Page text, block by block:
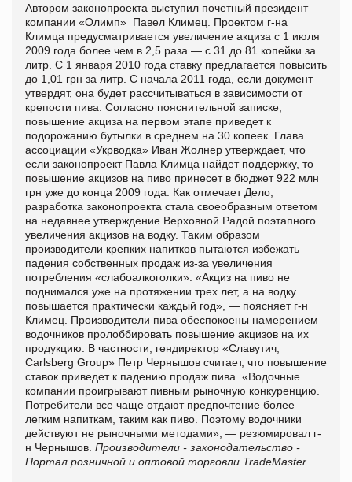
Автором законопроекта выступил почетный президент
компании «Олимп» Павел Климец. Проектом г-на
Климца предусматривается увеличение акциза с 1 июля
2009 года более чем в 2,5 раза — с 31 до 81 копейки за
литр. С 1 января 2010 года ставку предлагается повысить
до 1,01 грн за литр. С начала 2011 года, если документ
утвердят, она будет рассчитываться в зависимости от
крепости пива. Согласно пояснительной записке,
повышение акциза на первом этапе приведет к
подорожанию бутылки в среднем на 30 копеек. Глава
ассоциации «Укрводка» Иван Жолнер утверждает, что
если законопроект Павла Климца найдет поддержку, то
повышение акцизов на пиво принесет в бюджет 922 млн
грн уже до конца 2009 года. Как отмечает Дело,
разработка законопроекта стала своеобразным ответом
на недавнее утверждение Верховной Радой поэтапного
увеличения акцизов на водку. Таким образом
производители крепких напитков пытаются избежать
падения собственных продаж из-за увеличения
потребления «слабоалкоголки». «Акциз на пиво не
поднимался уже на протяжении трех лет, а на водку
повышается практически каждый год», — поясняет г-н
Климец. Производители пива обеспокоены намерением
водочников пролоббировать повышение акцизов на их
продукцию. В частности, гендиректор «Славутич,
Carlsberg Group» Петр Чернышов считает, что повышение
ставок приведет к падению продаж пива. «Водочные
компании проигрывают пивным рыночную конкуренцию.
Потребители все чаще отдают предпочтение более
легким напиткам, таким как пиво. Поэтому водочники
действуют не рыночными методами», — резюмировал г-
н Чернышов. Производители - законодательство -
Портал розничной и оптовой торговли TradeMaster